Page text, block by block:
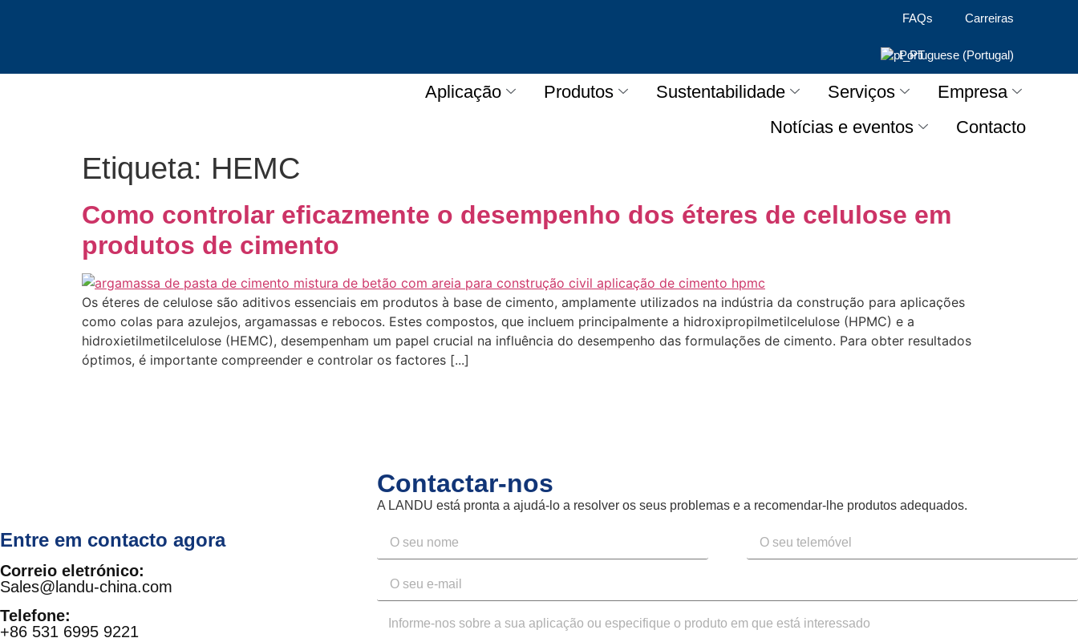
FAQs Carreiras
Portuguese (Portugal)
Aplicação Produtos Sustentabilidade Serviços
Empresa
Notícias e eventos
Contacto
Etiqueta: HEMC
Como controlar eficazmente o desempenho dos éteres de celulose em
produtos de cimento
Os éteres de celulose são aditivos essenciais em produtos à base de cimento, amplamente utilizados na indústria da construção para aplicações
como colas para azulejos, argamassas e rebocos. Estes compostos, que incluem principalmente a hidroxipropilmetilcelulose (HPMC) e a
hidroxietilmetilcelulose (HEMC), desempenham um papel crucial na influência do desempenho das formulações de cimento. Para obter resultados
óptimos, é importante compreender e controlar os factores [...]
Entre em contacto agora
Correio eletrónico:
Sales@landu-china.com
Telefone:
+86 531 6995 9221
Contactar-nos
A LANDU está pronta a ajudá-lo a resolver os seus problemas e a recomendar-lhe produtos adequados.